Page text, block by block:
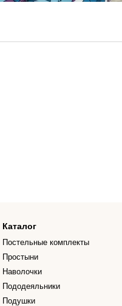
Каталог
Постельные комплекты
Простыни
Наволочки
Пододеяльники
Подушки